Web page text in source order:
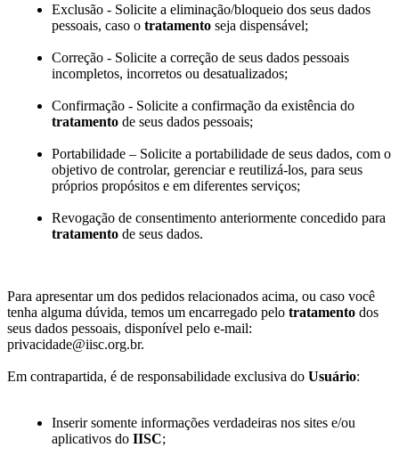
Exclusão - Solicite a eliminação/bloqueio dos seus dados
pessoais, caso o tratamento seja dispensável;
Correção - Solicite a correção de seus dados pessoais
incompletos, incorretos ou desatualizados;
Confirmação - Solicite a confirmação da existência do
tratamento de seus dados pessoais;
Portabilidade – Solicite a portabilidade de seus dados, com o
objetivo de controlar, gerenciar e reutilizá-los, para seus
próprios propósitos e em diferentes serviços;
Revogação de consentimento anteriormente concedido para
tratamento de seus dados.
Para apresentar um dos pedidos relacionados acima, ou caso você
tenha alguma dúvida, temos um encarregado pelo tratamento dos
seus dados pessoais, disponível pelo e-mail:
privacidade@iisc.org.br.
Em contrapartida, é de responsabilidade exclusiva do Usuário:
Inserir somente informações verdadeiras nos sites e/ou
aplicativos do IISC;